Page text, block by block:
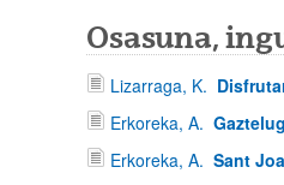
Osasuna,
Lizarraga, K.
Erkoreka, A.
Erkoreka, A. Sant